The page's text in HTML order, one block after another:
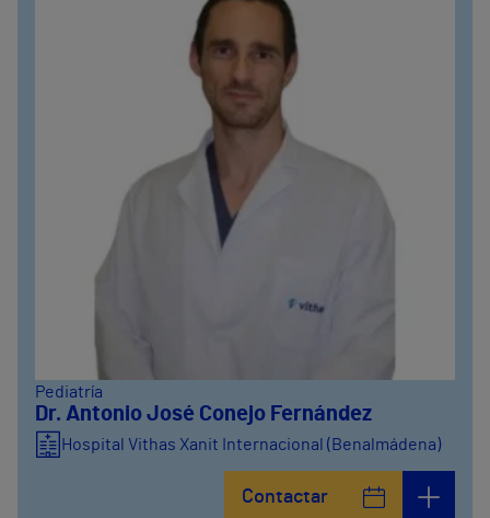
Pediatría
Dr. Antonio José Conejo Fernández
Hospital Vithas Xanit Internacional (Benalmádena)
Contactar